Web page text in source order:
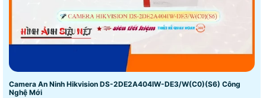
Camera An Ninh Hikvision DS-2DE2A404IW-DE3/W(C0)(S6) Công
Nghệ Mới